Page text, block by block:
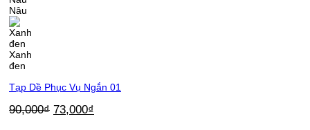
Nâu
Xanh
đen
Tạp Dề Phục Vụ Ngắn 01
90,000₫ Giá
73,000₫